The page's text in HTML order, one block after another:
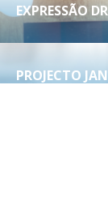
EXPRESSÃO
PROJECTO